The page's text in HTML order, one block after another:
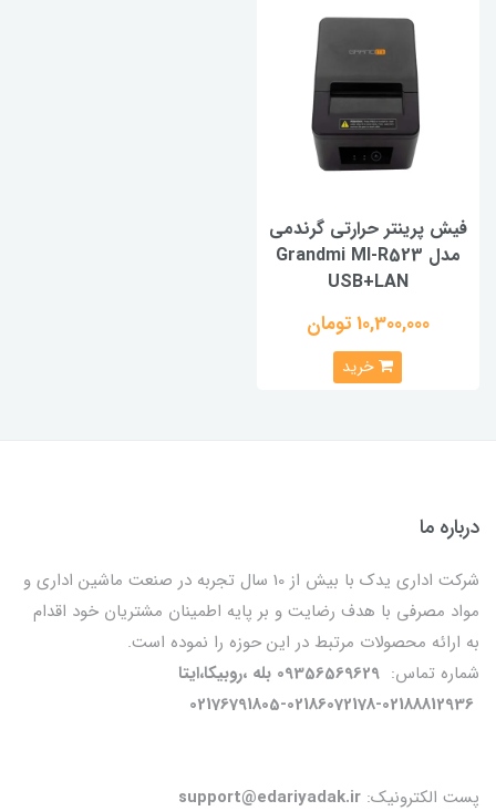
فیش پرینتر حرارتی گرندمی
مدل Grandmi MI-R523
USB+LAN
10,300,000 تومان
خرید
درباره ما
شرکت اداری یدک با بیش از 10 سال تجربه در صنعت ماشین اداری و
مواد مصرفی با هدف رضایت و بر پایه اطمینان مشتریان خود اقدام
به ارائه محصولات مرتبط در این حوزه را نموده است.
شماره تماس: 09356569629 بله ،روبیکا،ایتا
02176791805-02186072178-02188812936
پست الکترونیک: